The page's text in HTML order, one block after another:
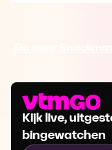
Kijk live,
bingewatchen